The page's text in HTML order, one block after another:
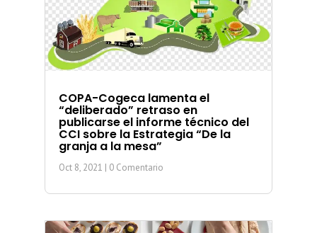
COPA-Cogeca lamenta el
“deliberado” retraso en
publicarse el informe técnico del
CCI sobre la Estrategia “De la
granja a la mesa”
Oct 8, 2021 | 0 Comentario